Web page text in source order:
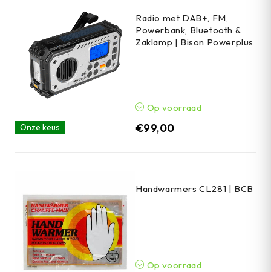
Onze keus
Radio met DAB+, FM,
Powerbank, Bluetooth &
Zaklamp | Bison Powerplus
Op voorraad
€99,00
Handwarmers CL281 | BCB
Op voorraad